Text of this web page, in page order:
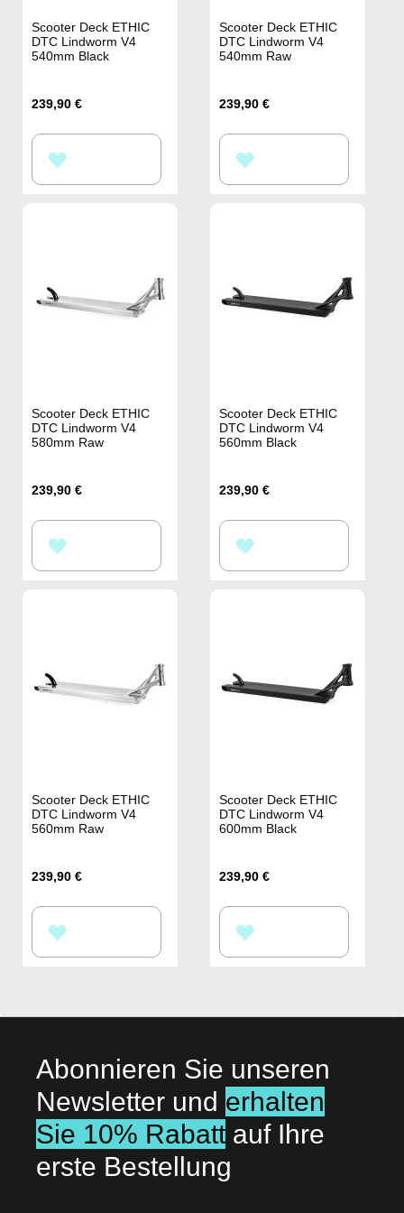
Scooter Deck ETHIC
DTC Lindworm V4
540mm Black
239,90 €
WUNSCHLISTE
Scooter Deck ETHIC
DTC Lindworm V4
540mm Raw
239,90 €
WUNSCHLISTE
Scooter Deck ETHIC
DTC Lindworm V4
580mm Raw
239,90 €
WUNSCHLISTE
Scooter Deck ETHIC
DTC Lindworm V4
560mm Black
239,90 €
WUNSCHLISTE
Scooter Deck ETHIC
DTC Lindworm V4
560mm Raw
239,90 €
WUNSCHLISTE
Scooter Deck ETHIC
DTC Lindworm V4
600mm Black
239,90 €
WUNSCHLISTE
Abonnieren Sie unseren
Newsletter und erhalten
Sie 10% Rabatt auf Ihre
erste Bestellung